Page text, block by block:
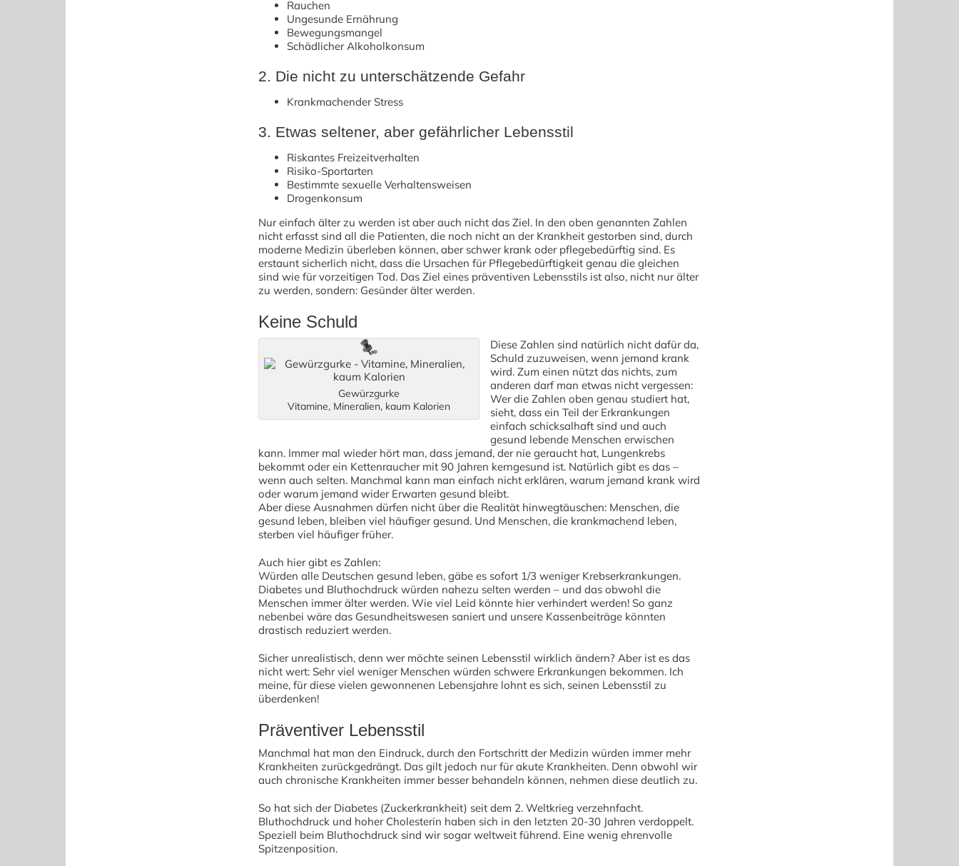
Rauchen
Ungesunde Ernährung
Bewegungsmangel
Schädlicher Alkoholkonsum
2. Die nicht zu unterschätzende Gefahr
Krankmachender Stress
3. Etwas seltener, aber gefährlicher Lebensstil
Riskantes Freizeitverhalten
Risiko-Sportarten
Bestimmte sexuelle Verhaltensweisen
Drogenkonsum
Nur einfach älter zu werden ist aber auch nicht das Ziel. In den oben genannten Zahlen
nicht erfasst sind all die Patienten, die noch nicht an der Krankheit gestorben sind, durch
moderne Medizin überleben können, aber schwer krank oder pflegebedürftig sind. Es
erstaunt sicherlich nicht, dass die Ursachen für Pflegebedürftigkeit genau die gleichen
sind wie für vorzeitigen Tod. Das Ziel eines präventiven Lebensstils ist also, nicht nur älter
zu werden, sondern: Gesünder älter werden.
Keine Schuld
Gewürzgurke
Vitamine, Mineralien, kaum Kalorien
Diese Zahlen sind natürlich nicht dafür da,
Schuld zuzuweisen, wenn jemand krank
wird. Zum einen nützt das nichts, zum
anderen darf man etwas nicht vergessen:
Wer die Zahlen oben genau studiert hat,
sieht, dass ein Teil der Erkrankungen
einfach schicksalhaft sind und auch
gesund lebende Menschen erwischen
kann. Immer mal wieder hört man, dass jemand, der nie geraucht hat, Lungenkrebs
bekommt oder ein Kettenraucher mit 90 Jahren kerngesund ist. Natürlich gibt es das –
wenn auch selten. Manchmal kann man einfach nicht erklären, warum jemand krank wird
oder warum jemand wider Erwarten gesund bleibt.
Aber diese Ausnahmen dürfen nicht über die Realität hinwegtäuschen: Menschen, die
gesund leben, bleiben viel häufiger gesund. Und Menschen, die krankmachend leben,
sterben viel häufiger früher.
Auch hier gibt es Zahlen:
Würden alle Deutschen gesund leben, gäbe es sofort 1/3 weniger Krebserkrankungen.
Diabetes und Bluthochdruck würden nahezu selten werden – und das obwohl die
Menschen immer älter werden. Wie viel Leid könnte hier verhindert werden! So ganz
nebenbei wäre das Gesundheitswesen saniert und unsere Kassenbeiträge könnten
drastisch reduziert werden.
Sicher unrealistisch, denn wer möchte seinen Lebensstil wirklich ändern? Aber ist es das
nicht wert: Sehr viel weniger Menschen würden schwere Erkrankungen bekommen. Ich
meine, für diese vielen gewonnenen Lebensjahre lohnt es sich, seinen Lebensstil zu
überdenken!
Präventiver Lebensstil
Manchmal hat man den Eindruck, durch den Fortschritt der Medizin würden immer mehr
Krankheiten zurückgedrängt. Das gilt jedoch nur für akute Krankheiten. Denn obwohl wir
auch chronische Krankheiten immer besser behandeln können, nehmen diese deutlich zu.
So hat sich der Diabetes (Zuckerkrankheit) seit dem 2. Weltkrieg verzehnfacht.
Bluthochdruck und hoher Cholesterin haben sich in den letzten 20-30 Jahren verdoppelt.
Speziell beim Bluthochdruck sind wir sogar weltweit führend. Eine wenig ehrenvolle
Spitzenposition.